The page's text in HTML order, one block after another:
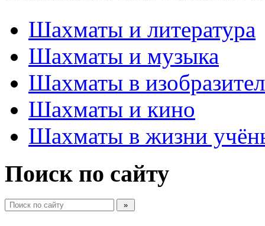
Шахматы и литература
Шахматы и музыка
Шахматы в
Шахматы и кино
Шахматы в жизни
Поиск по сайту